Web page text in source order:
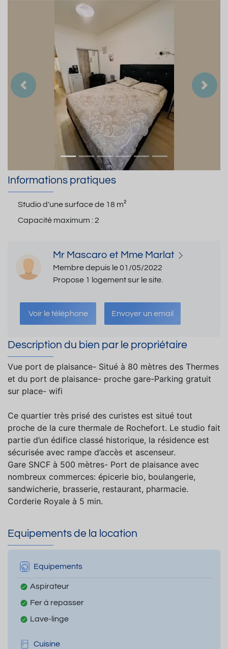
Précedent
Informations pratiques
Studio d'une surface de 18 m²
Capacité maximum :2
Mr Mascaro et Mme Marlat
Membre depuis le 01/05/2022
Propose 1 logement sur le site.
Voir le téléphone Envoyer un email
Description du bien par le propriétaire
Vue port de plaisance- Situé à 80 mètres des Thermes
et du port de plaisance- proche gare-Parking gratuit
sur place- wifi
Ce quartier très prisé des curistes est situé tout
proche de la cure thermale de Rochefort. Le studio fait
partie d’un édifice classé historique, la résidence est
sécurisée avec rampe d’accès et ascenseur.
Gare SNCF à 500 mètres- Port de plaisance avec
nombreux commerces: épicerie bio, boulangerie,
sandwicherie, brasserie, restaurant, pharmacie.
Corderie Royale à 5 min.
Equipements de la location
Equipements
Aspirateur
Fer à repasser
Lave-linge
Cuisine